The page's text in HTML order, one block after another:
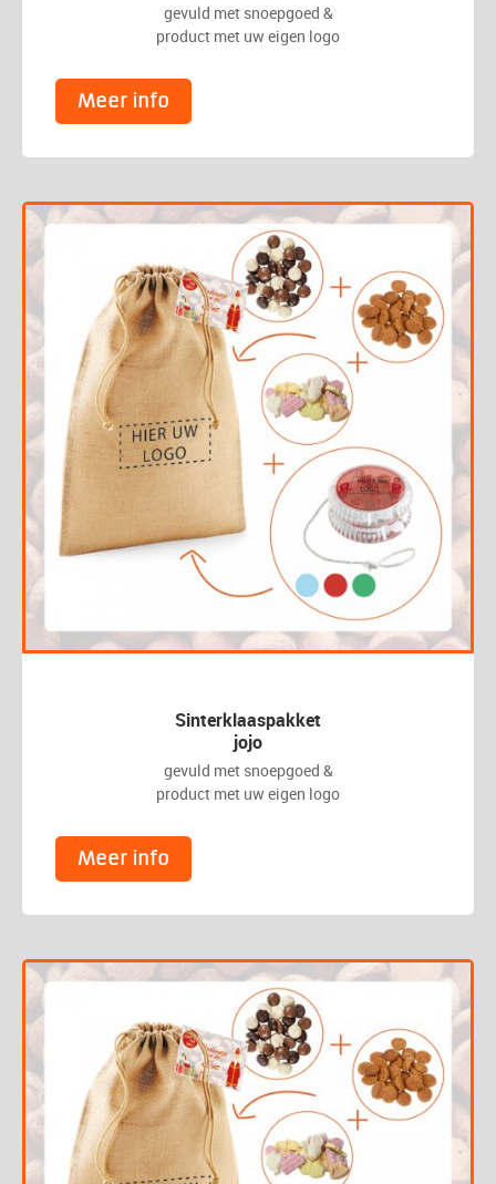
gevuld met snoepgoed &
product met uw eigen logo
Meer info
Sinterklaaspakket
jojo
gevuld met snoepgoed &
product met uw eigen logo
Meer info